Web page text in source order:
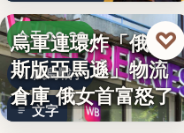
今天 06:30
俄烏戰爭
文字
烏軍連環炸「俄羅
斯版亞馬遜」物流
倉庫 俄女首富怒了
♡